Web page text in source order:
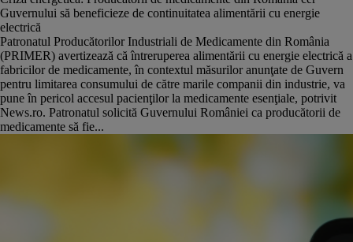
Guvernului să beneficieze de continuitatea alimentării cu energie
electrică
Patronatul Producătorilor Industriali de Medicamente din România
(PRIMER) avertizează că întreruperea alimentării cu energie electrică a
fabricilor de medicamente, în contextul măsurilor anunţate de Guvern
pentru limitarea consumului de către marile companii din industrie, va
pune în pericol accesul pacienţilor la medicamente esenţiale, potrivit
News.ro. Patronatul solicită Guvernului României ca producătorii de
medicamente să fie...